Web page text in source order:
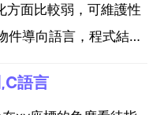
方面比較弱，可維護性
件導向語言，程式結構
在內的大多數高階語言
語言